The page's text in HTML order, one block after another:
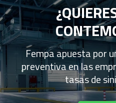
Fempa apuesta por
preventiva en las
tasas de